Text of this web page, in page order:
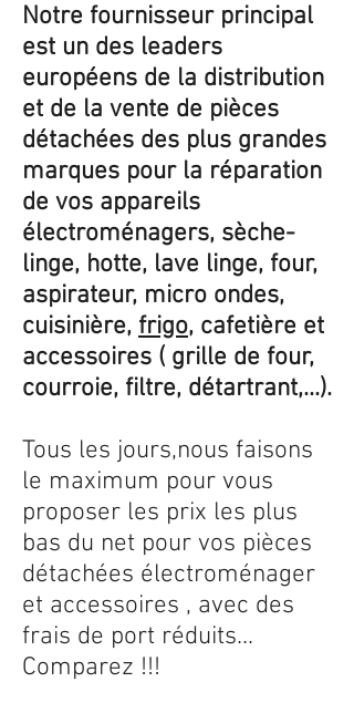
Notre fournisseur principal
est un des leaders
européens de la distribution
et de la vente de pièces
détachées des plus grandes
marques pour la réparation
de vos appareils
électroménagers, sèche-
linge, hotte, lave linge, four,
aspirateur, micro ondes,
cuisinière, frigo, cafetière et
accessoires ( grille de four,
courroie, filtre, détartrant,...).
Tous les jours,nous faisons
le maximum pour vous
proposer les prix les plus
bas du net pour vos pièces
détachées électroménager
et accessoires , avec des
frais de port réduits...
Comparez !!!